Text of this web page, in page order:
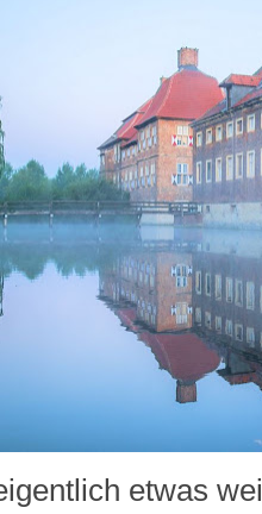
etwas